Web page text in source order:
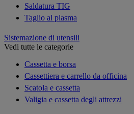
Saldatura TIG
Taglio al plasma
Sistemazione di utensili
Vedi tutte le categorie
Cassetta e borsa
Cassettiera e carrello da officina
Scatola e cassetta
Valigia e cassetta degli attrezzi